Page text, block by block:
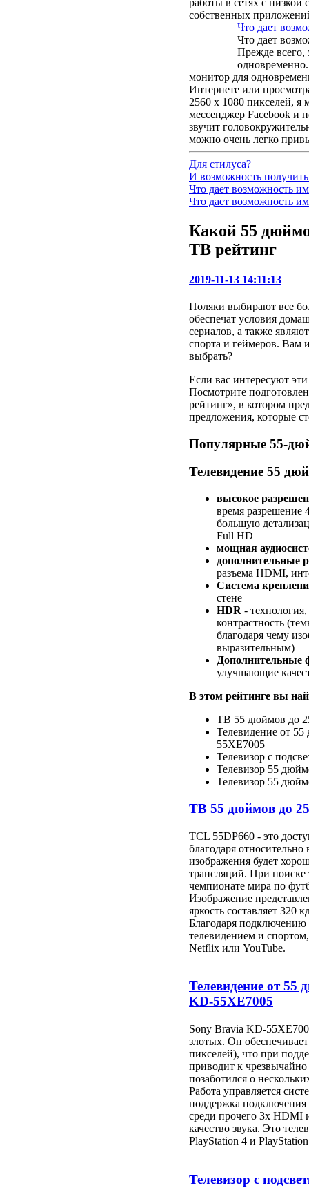
собственных
Что дает
Что дает
Прежде всего,
монитор для
Интернете или
2560 x 1080 пикселей, я
мессенджер Facebook и
звучит
можно очень легко
Для стилуса?
И возможность
Что дает возможность
Что дает возможность
Какой 55
ТВ рейтинг
2019-11-13 14:11:13
Поляки выбирают все
обеспечат условия
сериалов, а также
спорта и геймеров. Вам
выбрать?
Если вас интересуют
Посмотрите
рейтинг», в котором
предложения, которые
Популярные 55-
Телевидение 55
высокое
время разрешение
большую
Full HD
мощная
дополнительные
разъема HDMI,
Система
стене
HDR -
контрастность
благодаря чему
выразительным)
Дополнительные
улучшающие
В этом рейтинге вы
ТВ 55 дюймов до
Телевидение от
55XE7005
Телевизор с
Телевизор 55
Телевизор 55
ТВ 55 дюймов до
TCL 55DP660 - это
благодаря
изображения будет
трансляций. При поиске
чемпионате мира по
Изображение
яркость составляет 320
Благодаря подключению
телевидением и
Netflix или YouTube.
Телевидение от 55
KD-55XE7005
Sony Bravia KD-
злотых. Он
пикселей), что при
приводит к
позаботился о
Работа управляется
поддержка
среди прочего 3x HDMI
качество звука. Это
PlayStation 4 и
Телевизор с